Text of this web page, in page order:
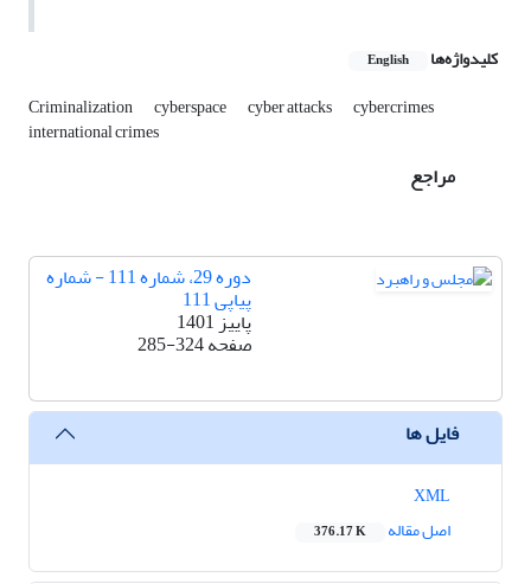
کلیدواژه‌ها English
Criminalization cyberspace cyber attacks cybercrimes
international crimes
مراجع
دوره 29، شماره 111 - شماره
پیاپی 111
پاییز 1401
صفحه285-324
فایل ها
اصل مقاله
376.17 K